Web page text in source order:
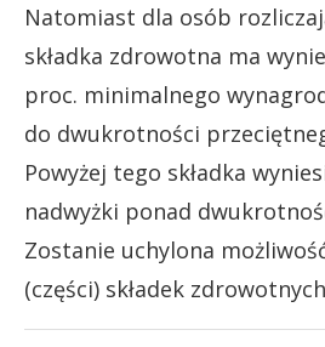
Natomiast dla osób
składka zdrowotna ma
proc. minimalnego
do dwukrotności
Powyżej tego składka
nadwyżki ponad
Zostanie uchylona
(części) składek